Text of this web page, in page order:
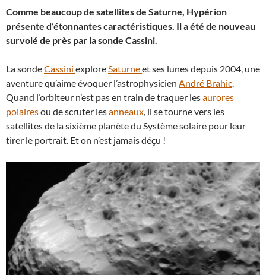
Comme beaucoup de satellites de Saturne, Hypérion
présente d’étonnantes caractéristiques. Il a été de nouveau
survolé de près par la sonde Cassini.
La sondeCassini exploreSaturneet ses lunes depuis 2004, une
aventure qu’aime évoquer l’astrophysicien André Brahic.
Quand l’orbiteur n’est pas en train de traquer lesaurores
polairesou de scruter lesanneaux, il se tourne vers les
satellites de la sixième planète du Système solaire pour leur
tirer le portrait. Et on n’est jamais déçu !